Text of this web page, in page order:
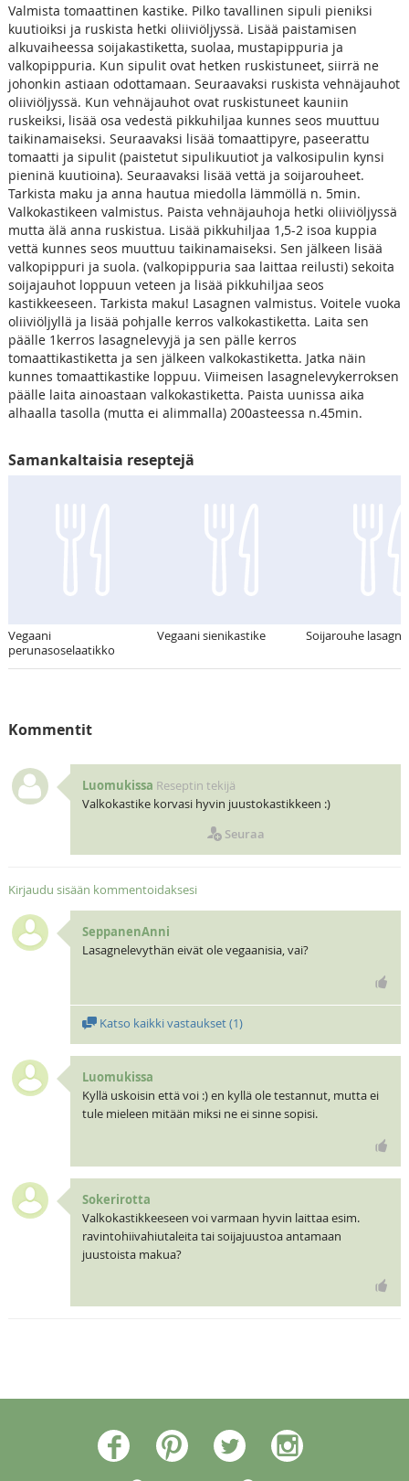
Valmista tomaattinen kastike. Pilko tavallinen sipuli pieniksi
kuutioiksi ja ruskista hetki oliiviöljyssä. Lisää paistamisen
alkuvaiheessa soijakastiketta, suolaa, mustapippuria ja
valkopippuria. Kun sipulit ovat hetken ruskistuneet, siirrä ne
johonkin astiaan odottamaan. Seuraavaksi ruskista vehnäjauhot
oliiviöljyssä. Kun vehnäjauhot ovat ruskistuneet kauniin
ruskeiksi, lisää osa vedestä pikkuhiljaa kunnes seos muuttuu
taikinamaiseksi. Seuraavaksi lisää tomaattipyre, paseerattu
tomaatti ja sipulit (paistetut sipulikuutiot ja valkosipulin kynsi
pieninä kuutioina). Seuraavaksi lisää vettä ja soijarouheet.
Tarkista maku ja anna hautua miedolla lämmöllä n. 5min.
Valkokastikeen valmistus. Paista vehnäjauhoja hetki oliiviöljyssä
mutta älä anna ruskistua. Lisää pikkuhiljaa 1,5-2 isoa kuppia
vettä kunnes seos muuttuu taikinamaiseksi. Sen jälkeen lisää
valkopippuri ja suola. (valkopippuria saa laittaa reilusti) sekoita
soijajauhot loppuun veteen ja lisää pikkuhiljaa seos
kastikkeeseen. Tarkista maku! Lasagnen valmistus. Voitele vuoka
oliiviöljyllä ja lisää pohjalle kerros valkokastiketta. Laita sen
päälle 1kerros lasagnelevyjä ja sen pälle kerros
tomaattikastiketta ja sen jälkeen valkokastiketta. Jatka näin
kunnes tomaattikastike loppuu. Viimeisen lasagnelevykerroksen
päälle laita ainoastaan valkokastiketta. Paista uunissa aika
alhaalla tasolla (mutta ei alimmalla) 200asteessa n.45min.
Samankaltaisia reseptejä
Vegaani
perunasoselaatikko
Vegaani sienikastike Soijarouhe lasagne
Kommentit
Luomukissa Reseptin tekijä
Valkokastike korvasi hyvin juustokastikkeen :)
Seuraa
Kirjaudu sisään kommentoidaksesi
SeppanenAnni
Lasagnelevythän eivät ole vegaanisia, vai?
Katso kaikki vastaukset (1)
Luomukissa
Kyllä uskoisin että voi :) en kyllä ole testannut, mutta ei
tule mieleen mitään miksi ne ei sinne sopisi.
Sokerirotta
Valkokastikkeeseen voi varmaan hyvin laittaa esim.
ravintohiivahiutaleita tai soijajuustoa antamaan
juustoista makua?